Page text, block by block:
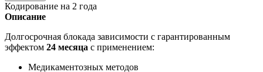
Кодирование на 2 года
Описание
Долгосрочная блокада зависимости с гарантированным
эффектом 24 месяца с применением:
Медикаментозных методов